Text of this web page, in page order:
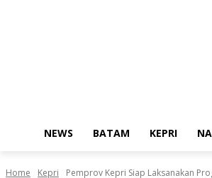
NEWS BATAM KEPRI
Home Kepri Pemprov Kepri Siap Laksanakan